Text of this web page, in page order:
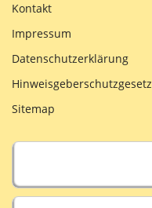
Kontakt
Impressum
Datenschutzerklärung
Hinweisgeberschutzgesetz
Sitemap